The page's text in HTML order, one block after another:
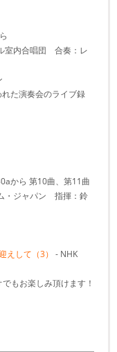
室内合唱団 合奏：レ
た演奏会のライブ録
から 第10曲、第11曲
・ジャパン 指揮：鈴
して（3） - NHK
もお楽しみ頂けます！